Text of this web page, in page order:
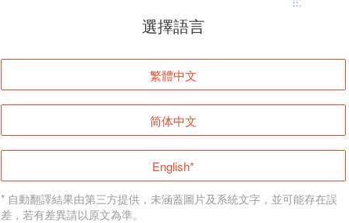
頁面無法顯示
登入
返回首頁
選擇語言
繁體中文
简体中文
English*
* 自動翻譯結果由第三方提供，未涵蓋圖片及系統文字，並可能存在誤
差，若有差異請以原文為準。